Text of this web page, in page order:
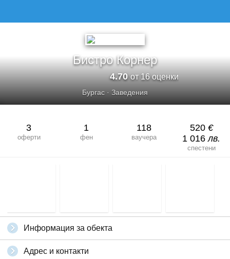
Бистро Корнер
4.70от 16 оценки
Бургас · Заведения
3
оферти
1
фен
118
ваучера
520 €
1 016лв.
спестени
Информация за обекта
Адрес и контакти